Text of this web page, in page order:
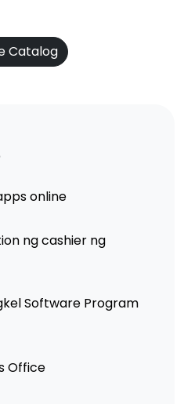
Catalog
online
ng cashier ng
Software Program
Office